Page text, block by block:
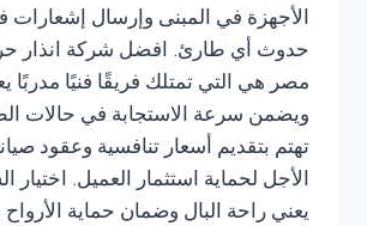
الأجهزة في المبنى وإرسال إشعارات
حدوث أي طارئ. افضل شركة انذار
مصر هي التي تمتلك فريقًا فنيًا مدربًا
ويضمن سرعة الاستجابة في حالات
تهتم بتقديم أسعار تنافسية وعقود
الأجل لحماية استثمار العميل. اختيار
يعني راحة البال وضمان حماية الأرواح